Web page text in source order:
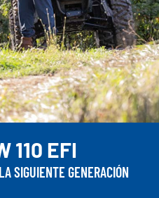
110 EFI
SIGUIENTE GENERACIÓN